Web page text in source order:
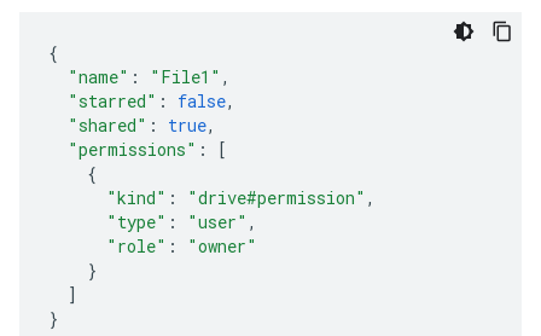
{
"name" : "File1" ,
"starred" : false,
"shared" : true,
"permissions" :
[
{
"kind" : "drive#permission" ,
"type" : "user" ,
"role" :
"owner"
}
]
}